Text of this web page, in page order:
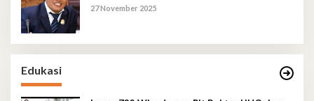
27 November 2025
Edukasi